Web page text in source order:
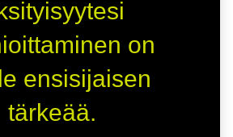
on
ensisijaisen
tärkeää.